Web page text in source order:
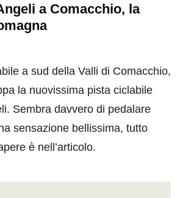
a Comacchio, la
a sud della Valli di Comacchio,
la nuovissima pista ciclabile
Sembra davvero di pedalare
sensazione bellissima, tutto
è nell’articolo.